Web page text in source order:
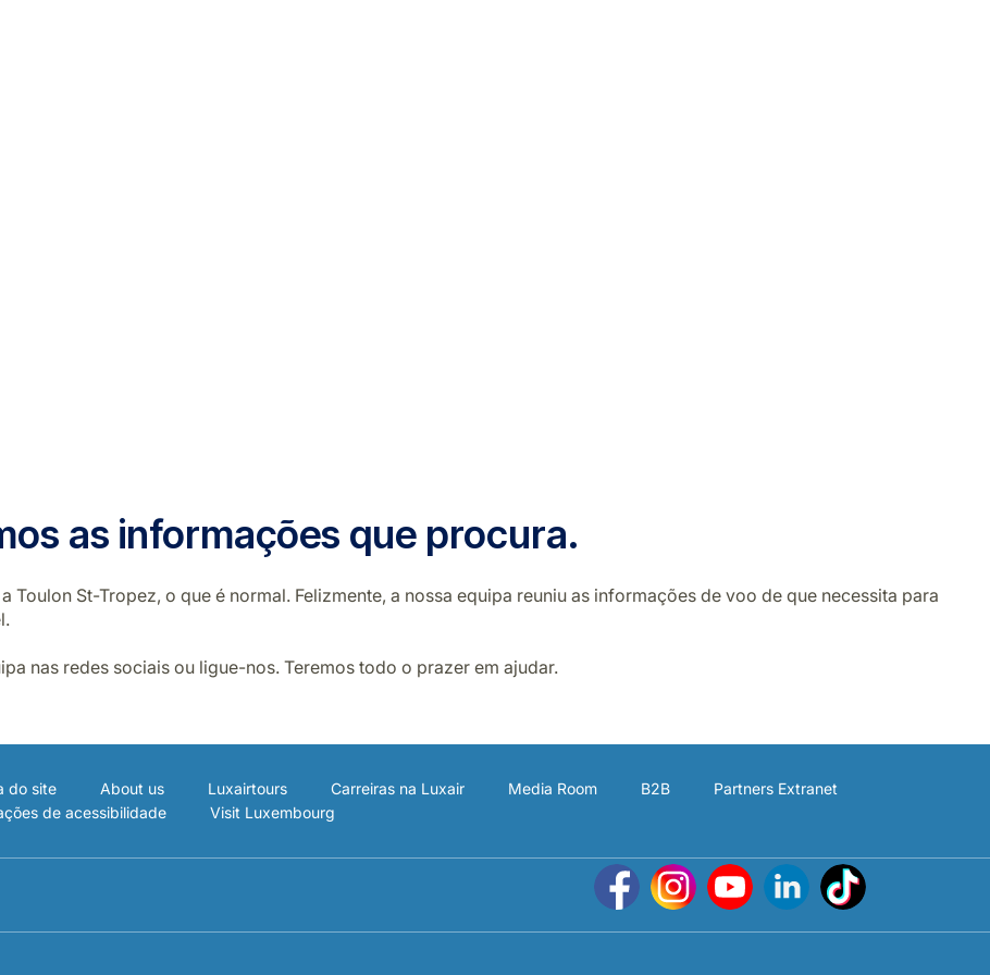
as informações que procura.
Toulon St-Tropez, o que é normal. Felizmente, a nossa equipa reuniu as informações de voo de que necessita para
nas redes sociais ou ligue-nos. Teremos todo o prazer em ajudar.
do site About us Luxairtours Carreiras na Luxair Media Room B2B
Partners Extranet
de acessibilidade Visit Luxembourg